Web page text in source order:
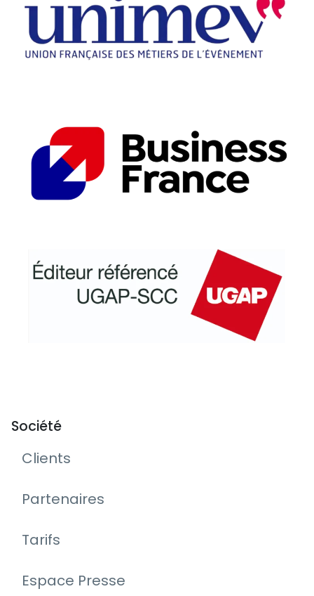
Société
Clients
Partenaires
Tarifs
Espace Presse